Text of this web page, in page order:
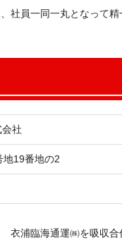
社員一同一丸となって
社
地19番地の2
衣浦臨海通運㈱を吸収合